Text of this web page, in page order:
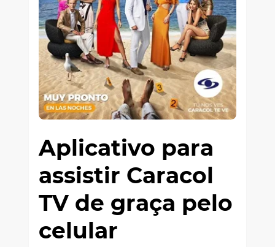
Aplicativo para
assistir Caracol
TV de graça pelo
celular